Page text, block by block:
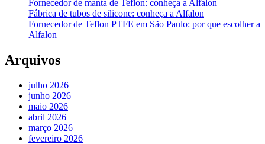
Fornecedor de manta de Teflon: conheça a Alfalon
Fábrica de tubos de silicone: conheça a Alfalon
Fornecedor de Teflon PTFE em São Paulo: por que escolher a
Alfalon
Arquivos
julho 2026
junho 2026
maio 2026
abril 2026
março 2026
fevereiro 2026